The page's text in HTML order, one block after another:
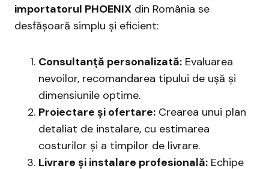
importatorul PHOENIX din România se
desfășoară simplu și eficient:
Consultanță personalizată: Evaluarea
nevoilor, recomandarea tipului de ușă și
dimensiunile optime.
Proiectare și ofertare: Crearea unui plan
detaliat de instalare, cu estimarea
costurilor și a timpilor de livrare.
Livrare și instalare profesională: Echipe